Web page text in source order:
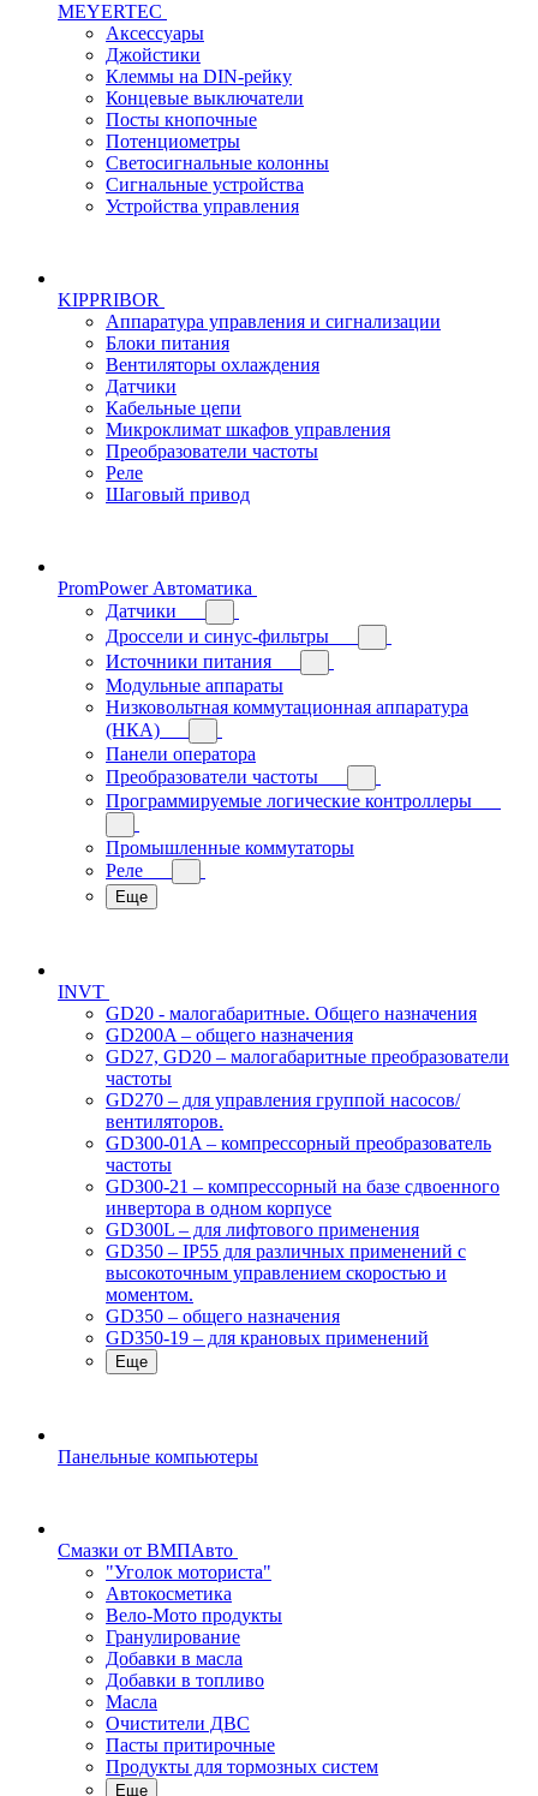
MEYERTEC
Аксессуары
Джойстики
Клеммы на DIN-рейку
Концевые выключатели
Посты кнопочные
Потенциометры
Светосигнальные колонны
Сигнальные устройства
Устройства управления
KIPPRIBOR
Аппаратура управления и сигнализации
Блоки питания
Вентиляторы охлаждения
Датчики
Кабельные цепи
Микроклимат шкафов управления
Преобразователи частоты
Реле
Шаговый привод
PromPower Автоматика
Датчики
Дроссели и синус-фильтры
Источники питания
Модульные аппараты
Низковольтная коммутационная аппаратура
(НКА)
Панели оператора
Преобразователи частоты
Программируемые логические контроллеры
Промышленные коммутаторы
Реле
Еще
INVT
GD20 - малогабаритные. Общего назначения
GD200A – общего назначения
GD27, GD20 – малогабаритные преобразователи
частоты
GD270 – для управления группой насосов/
вентиляторов.
GD300-01A – компрессорный преобразователь
частоты
GD300-21 – компрессорный на базе сдвоенного
инвертора в одном корпусе
GD300L – для лифтового применения
GD350 – IP55 для различных применений с
высокоточным управлением скоростью и
моментом.
GD350 – общего назначения
GD350-19 – для крановых применений
Еще
Панельные компьютеры
Смазки от ВМПАвто
"Уголок моториста"
Автокосметика
Вело-Мото продукты
Гранулирование
Добавки в масла
Добавки в топливо
Масла
Очистители ДВС
Пасты притирочные
Продукты для тормозных систем
Еще